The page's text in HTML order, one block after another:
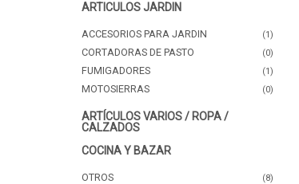
ARTICULOS JARDIN
ACCESORIOS PARA JARDIN (1)
CORTADORAS DE PASTO (0)
FUMIGADORES (1)
MOTOSIERRAS (0)
ARTÍCULOS VARIOS / ROPA /
CALZADOS
COCINA Y BAZAR
OTROS (8)